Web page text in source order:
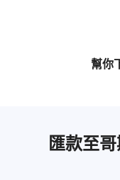
幫你
匯款至